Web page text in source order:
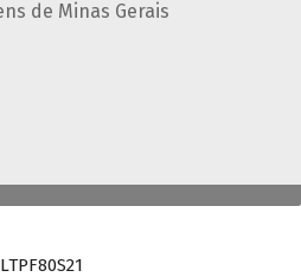
de Minas Gerais